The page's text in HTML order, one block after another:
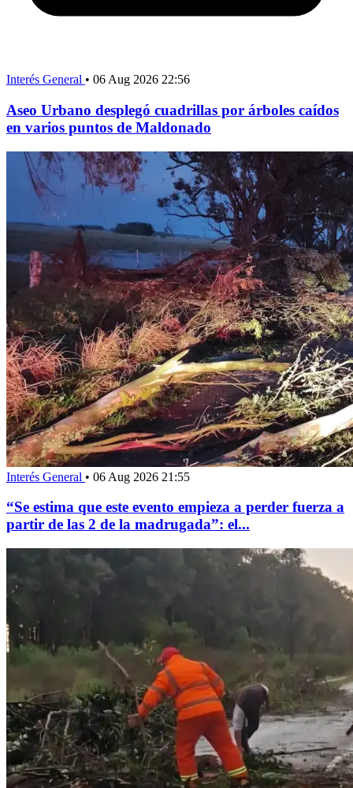
Interés General • 06 Aug 2026 22:56
Aseo Urbano desplegó cuadrillas por árboles caídos
en varios puntos de Maldonado
Interés General • 06 Aug 2026 21:55
“Se estima que este evento empieza a perder fuerza a
partir de las 2 de la madrugada”: el...